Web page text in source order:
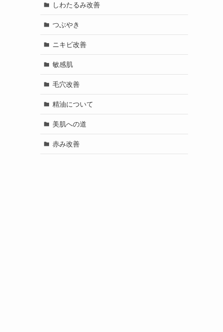
しわたるみ改善
つぶやき
ニキビ改善
敏感肌
毛穴改善
精油について
美肌への道
赤み改善